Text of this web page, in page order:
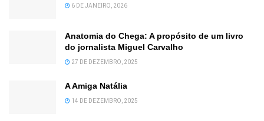
6 DE JANEIRO, 2026
Anatomia do Chega: A propósito de um livro
do jornalista Miguel Carvalho
27 DE DEZEMBRO, 2025
A Amiga Natália
14 DE DEZEMBRO, 2025